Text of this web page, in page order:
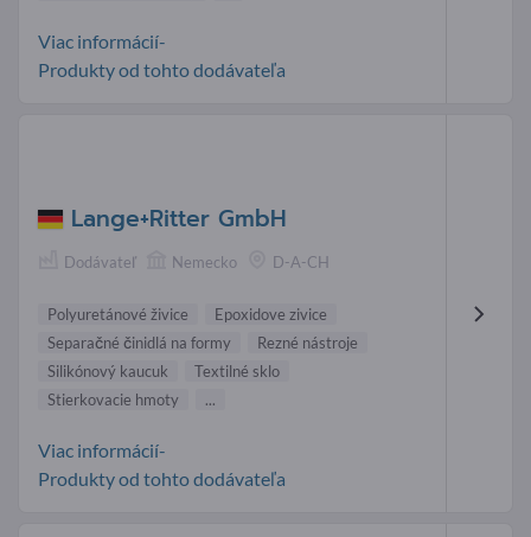
Viac informácií-
Produkty od tohto dodávateľa
Lange+Ritter GmbH
Dodávateľ Nemecko D-A-CH
Polyuretánové živice
Epoxidove zivice
Separačné činidlá na formy
Rezné nástroje
Silikónový kaucuk
Textilné sklo
Stierkovacie hmoty
...
Viac informácií-
Produkty od tohto dodávateľa